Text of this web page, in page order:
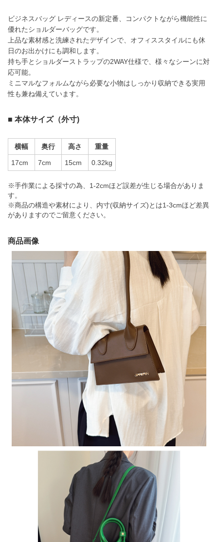
ビジネスバッグ レディースの新定番、コンパクトながら機能性に
優れたショルダーバッグです。
上品な素材感と洗練されたデザインで、オフィススタイルにも休
日のお出かけにも調和します。
持ち手とショルダーストラップの2WAY仕様で、様々なシーンに対
応可能。
ミニマルなフォルムながら必要な小物はしっかり収納できる実用
性も兼ね備えています。
■ 本体サイズ（外寸)
横幅 奥行 高さ 重量
17cm 7cm 15cm 0.32kg
※手作業による採寸の為、1-2cmほど誤差が生じる場合がありま
す。
※商品の構造や素材により、内寸(収納サイズ)とは1-3cmほど差異
がありますのでご留意ください。
商品画像